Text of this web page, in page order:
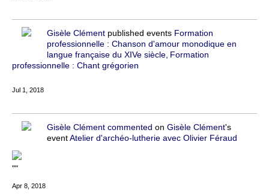
Gisèle Clément published events Formation
professionnelle : Chanson d'amour monodique en
langue française du XIVe siècle Formation
professionnelle : Chant grégorien
Jul 1, 2018
Gisèle Clément commented on Gisèle Clément's
eventAtelier d'archéo-lutherie avec Olivier Féraud
""
Apr 8, 2018